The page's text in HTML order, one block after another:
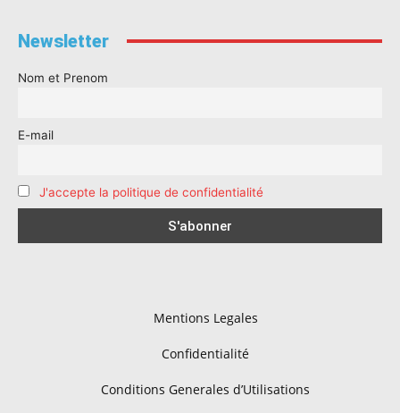
Newsletter
Nom et Prenom
E-mail
J'accepte la politique de confidentialité
Mentions Legales
Confidentialité
Conditions Generales d’Utilisations